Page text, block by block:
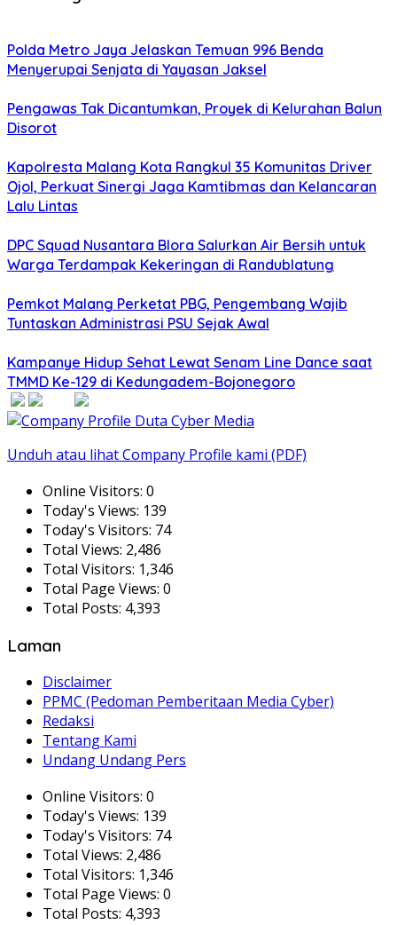
Polda Metro Jaya Jelaskan Temuan 996 Benda
Menyerupai Senjata di Yayasan Jaksel
Pengawas Tak Dicantumkan, Proyek di Kelurahan Balun
Disorot
Kapolresta Malang Kota Rangkul 35 Komunitas Driver
Ojol, Perkuat Sinergi Jaga Kamtibmas dan Kelancaran
Lalu Lintas
DPC Squad Nusantara Blora Salurkan Air Bersih untuk
Warga Terdampak Kekeringan di Randublatung
Pemkot Malang Perketat PBG, Pengembang Wajib
Tuntaskan Administrasi PSU Sejak Awal
Kampanye Hidup Sehat Lewat Senam Line Dance saat
TMMD Ke-129 di Kedungadem-Bojonegoro
Unduh atau lihat Company Profile kami (PDF)
Online Visitors: 0
Today's Views: 139
Today's Visitors: 74
Total Views: 2,486
Total Visitors: 1,346
Total Page Views: 0
Total Posts: 4,393
Laman
Disclaimer
PPMC (Pedoman Pemberitaan Media Cyber)
Redaksi
Tentang Kami
Undang Undang Pers
Online Visitors: 0
Today's Views: 139
Today's Visitors: 74
Total Views: 2,486
Total Visitors: 1,346
Total Page Views: 0
Total Posts: 4,393